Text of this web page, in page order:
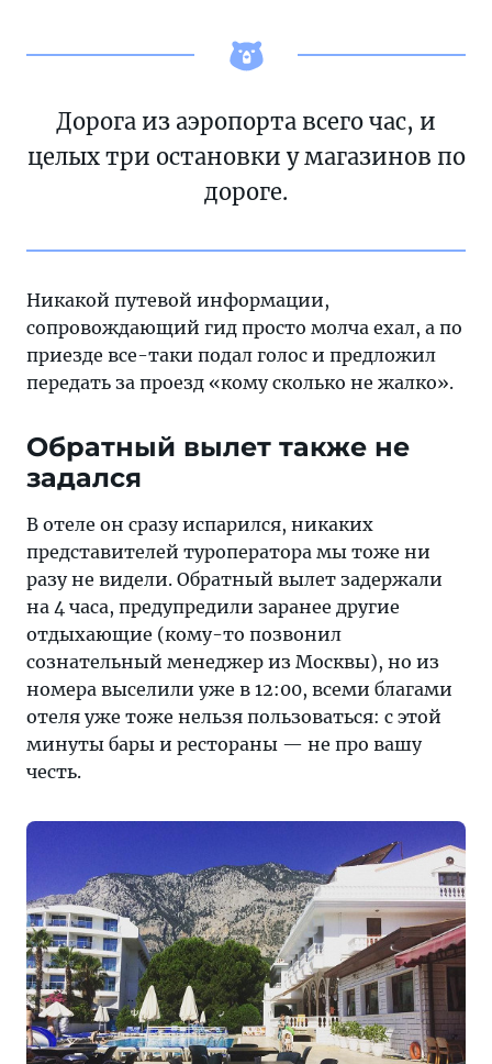
Дорога из аэропорта всего час, и
целых три остановки у магазинов по
дороге.
Никакой путевой информации,
сопровождающий гид просто молча ехал, а по
приезде все-таки подал голос и предложил
передать за проезд «кому сколько не жалко».
Обратный вылет также не
задался
В отеле он сразу испарился, никаких
представителей туроператора мы тоже ни
разу не видели. Обратный вылет задержали
на 4 часа, предупредили заранее другие
отдыхающие (кому-то позвонил
сознательный менеджер из Москвы), но из
номера выселили уже в 12:00, всеми благами
отеля уже тоже нельзя пользоваться: с этой
минуты бары и рестораны — не про вашу
честь.